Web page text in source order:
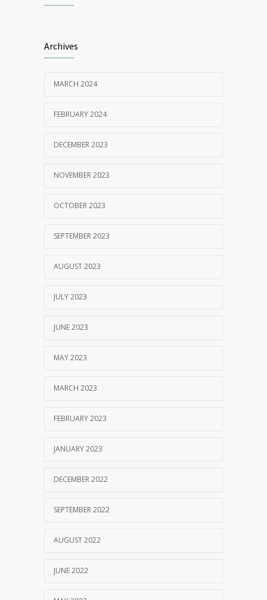
Unissula 2017/2018
Archives
MARCH 2024
FEBRUARY 2024
DECEMBER 2023
NOVEMBER 2023
OCTOBER 2023
SEPTEMBER 2023
AUGUST 2023
JULY 2023
JUNE 2023
MAY 2023
MARCH 2023
FEBRUARY 2023
JANUARY 2023
DECEMBER 2022
SEPTEMBER 2022
AUGUST 2022
JUNE 2022